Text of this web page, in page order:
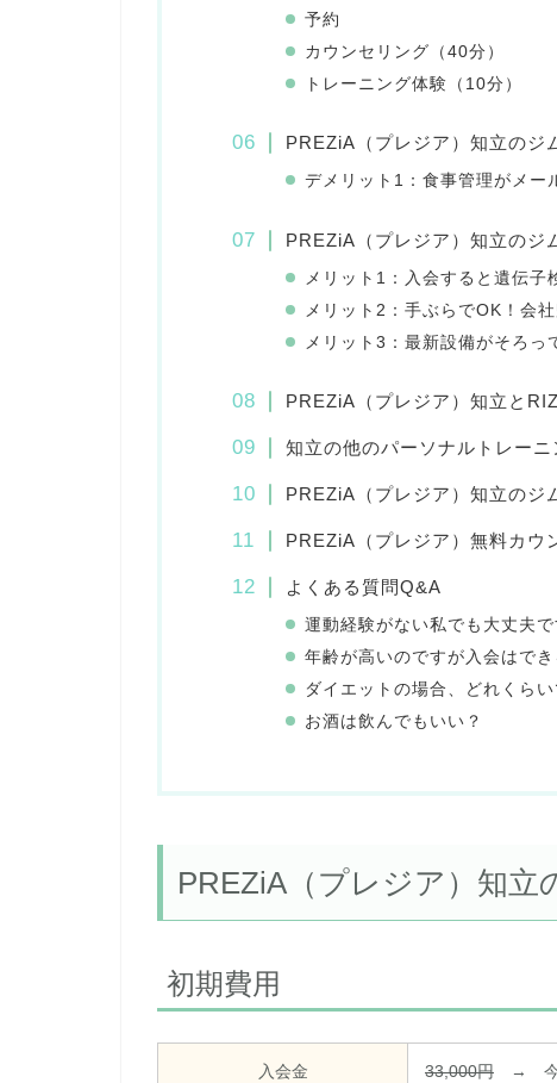
予約
カウンセリング（40分）
トレーニング体験（10分）
PREZiA（プレジア）知立のジ
デメリット1：食事管理がメー
PREZiA（プレジア）知立のジ
メリット1：入会すると遺伝子
メリット2：手ぶらでOK！会
メリット3：最新設備がそろっ
PREZiA（プレジア）知立と
知立の他のパーソナルトレー
PREZiA（プレジア）知立のジ
PREZiA（プレジア）無料カウ
よくある質問Q&A
運動経験がない私でも大丈夫で
年齢が高いのですが入会はで
ダイエットの場合、どれくら
お酒は飲んでもいい？
PREZiA（プレジア）知立
初期費用
入会金 33,000円 → 今